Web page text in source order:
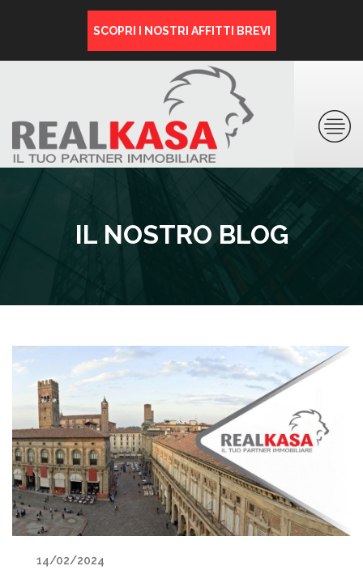
SCOPRI I NOSTRI AFFITTI BREVI
IL NOSTRO BLOG
14/02/2024